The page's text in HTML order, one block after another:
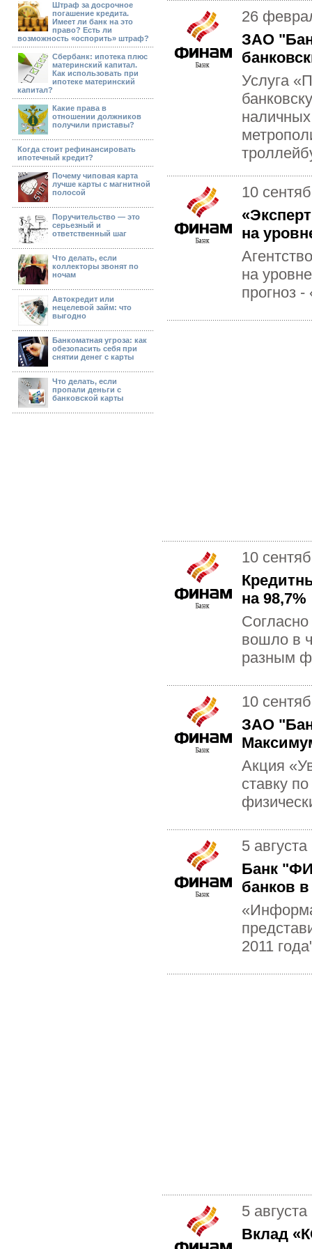
Штраф за досрочное
погашение кредита.
Имеет ли банк на это
право? Есть ли
возможность «оспорить» штраф?
Сбербанк: ипотека плюс
материнский капитал.
Как использовать при
ипотеке материнский
капитал?
Какие права в
отношении должников
получили приставы?
Когда стоит рефинансировать
ипотечный кредит?
Почему чиповая карта
лучше карты с магнитной
полосой
Поручительство — это
серьезный и
ответственный шаг
Что делать, если
коллекторы звонят по
ночам
Автокредит или
нецелевой займ: что
выгодно
Банкоматная угроза: как
обезопасить себя при
снятии денег с карты
Что делать, если
пропали деньги с
банковской карты
26
ЗАО
Услуга
10
на
на
прогноз
10
на 98,7%
вошло в
разным
10
ЗАО
Акция
ставку
5
Банк
банков в
2011
5
Вклад